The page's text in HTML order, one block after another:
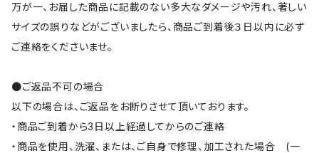
万が一、お届した商品に記載のない多大なダメージや汚れ、著しい
サイズの誤りなどがございましたら、商品ご到着後３日以内に必ず
ご連絡をくださいませ。
●ご返品不可の場合
以下の場合は、ご返品をお断りさせて頂いております。
・商品ご到着から3日以上経過してからのご連絡
・商品を使用、洗濯、または、ご自身で修理、加工された場合 (一